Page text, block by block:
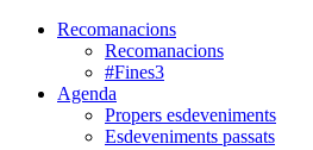
Recomanacions
Recomanacions
#Fines3
Agenda
Propers esdeveniments
Esdeveniments passats